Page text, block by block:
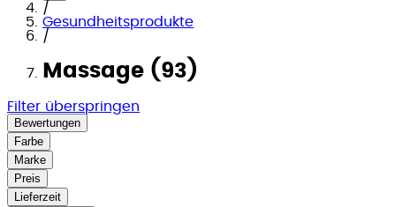
/
Gesundheitsprodukte
/
Massage (93)
Filter überspringen
Bewertungen
Farbe
Marke
Preis
Lieferzeit